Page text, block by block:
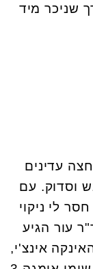
שניכר מיד
עדינים
וסדוק. עם
לי ניקוי
עור הגיע
אינצ'י,